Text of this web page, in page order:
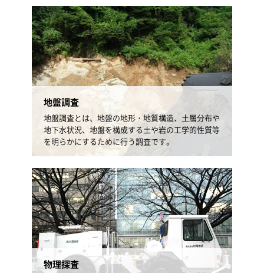
地盤調査
地盤調査とは、地盤の地形・地質構造、土層分布や
地下水状況、地盤を構成する土や岩の工学的性質等
を明らかにするために行う調査です。
物理探査